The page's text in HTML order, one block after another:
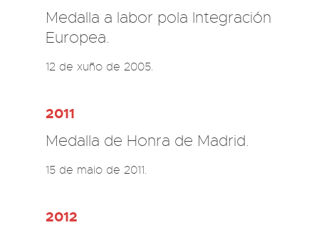
Medalla a labor pola Integración
Europea.
12 de xuño de 2005.
2011
Medalla de Honra de Madrid.
15 de maio de 2011.
2012